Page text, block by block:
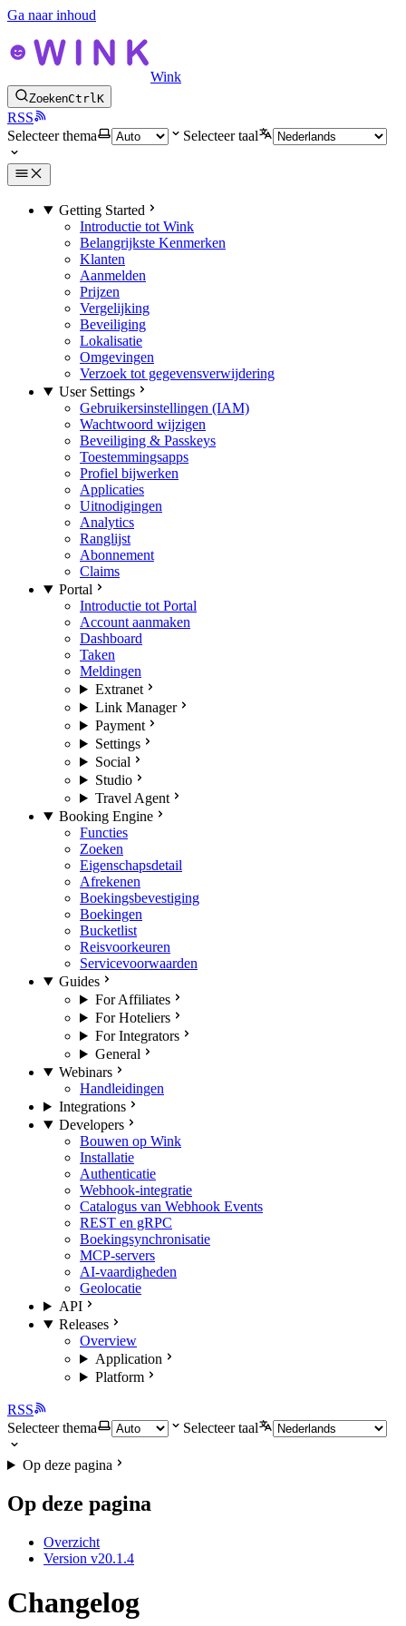
Ga naar inhoud
Wink
ZoekenCtrlK
RSS
Selecteer thema
Selecteer taal
Getting Started
Introductie tot Wink
Belangrijkste Kenmerken
Klanten
Aanmelden
Prijzen
Vergelijking
Beveiliging
Lokalisatie
Omgevingen
Verzoek tot gegevensverwijdering
User Settings
Gebruikersinstellingen (IAM)
Wachtwoord wijzigen
Beveiliging & Passkeys
Toestemmingsapps
Profiel bijwerken
Applicaties
Uitnodigingen
Analytics
Ranglijst
Abonnement
Claims
Portal
Introductie tot Portal
Account aanmaken
Dashboard
Taken
Meldingen
Extranet
Link Manager
Payment
Settings
Social
Studio
Travel Agent
Booking Engine
Functies
Zoeken
Eigenschapsdetail
Afrekenen
Boekingsbevestiging
Boekingen
Bucketlist
Reisvoorkeuren
Servicevoorwaarden
Guides
For Affiliates
For Hoteliers
For Integrators
General
Webinars
Handleidingen
Integrations
Developers
Bouwen op Wink
Installatie
Authenticatie
Webhook-integratie
Catalogus van Webhook Events
REST en gRPC
Boekingsynchronisatie
MCP-servers
AI-vaardigheden
Geolocatie
API
Releases
Overview
Application
Platform
RSS
Selecteer thema
Selecteer taal
Op deze pagina
Op deze pagina
Overzicht
Version v20.1.4
Changelog